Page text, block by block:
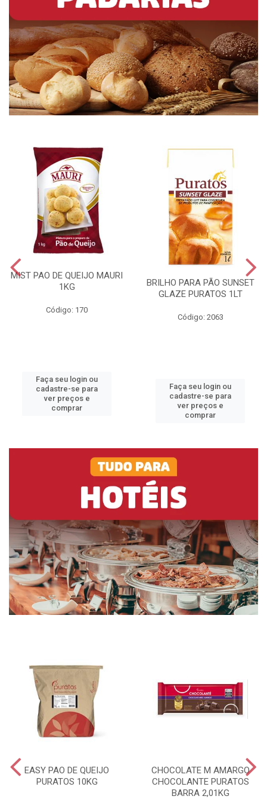
MIST PAO DE QUEIJO MAURI
1KG
Código: 170
Faça seu login ou
cadastre-se para
ver preços e
comprar
BRILHO PARA PÃO SUNSET
GLAZE PURATOS 1LT
Código: 2063
Faça seu login ou
cadastre-se para
ver preços e
comprar
EASY PAO DE QUEIJO
PURATOS 10KG
CHOCOLATE M AMARGO
CHOCOLANTE PURATOS
BARRA 2,01KG